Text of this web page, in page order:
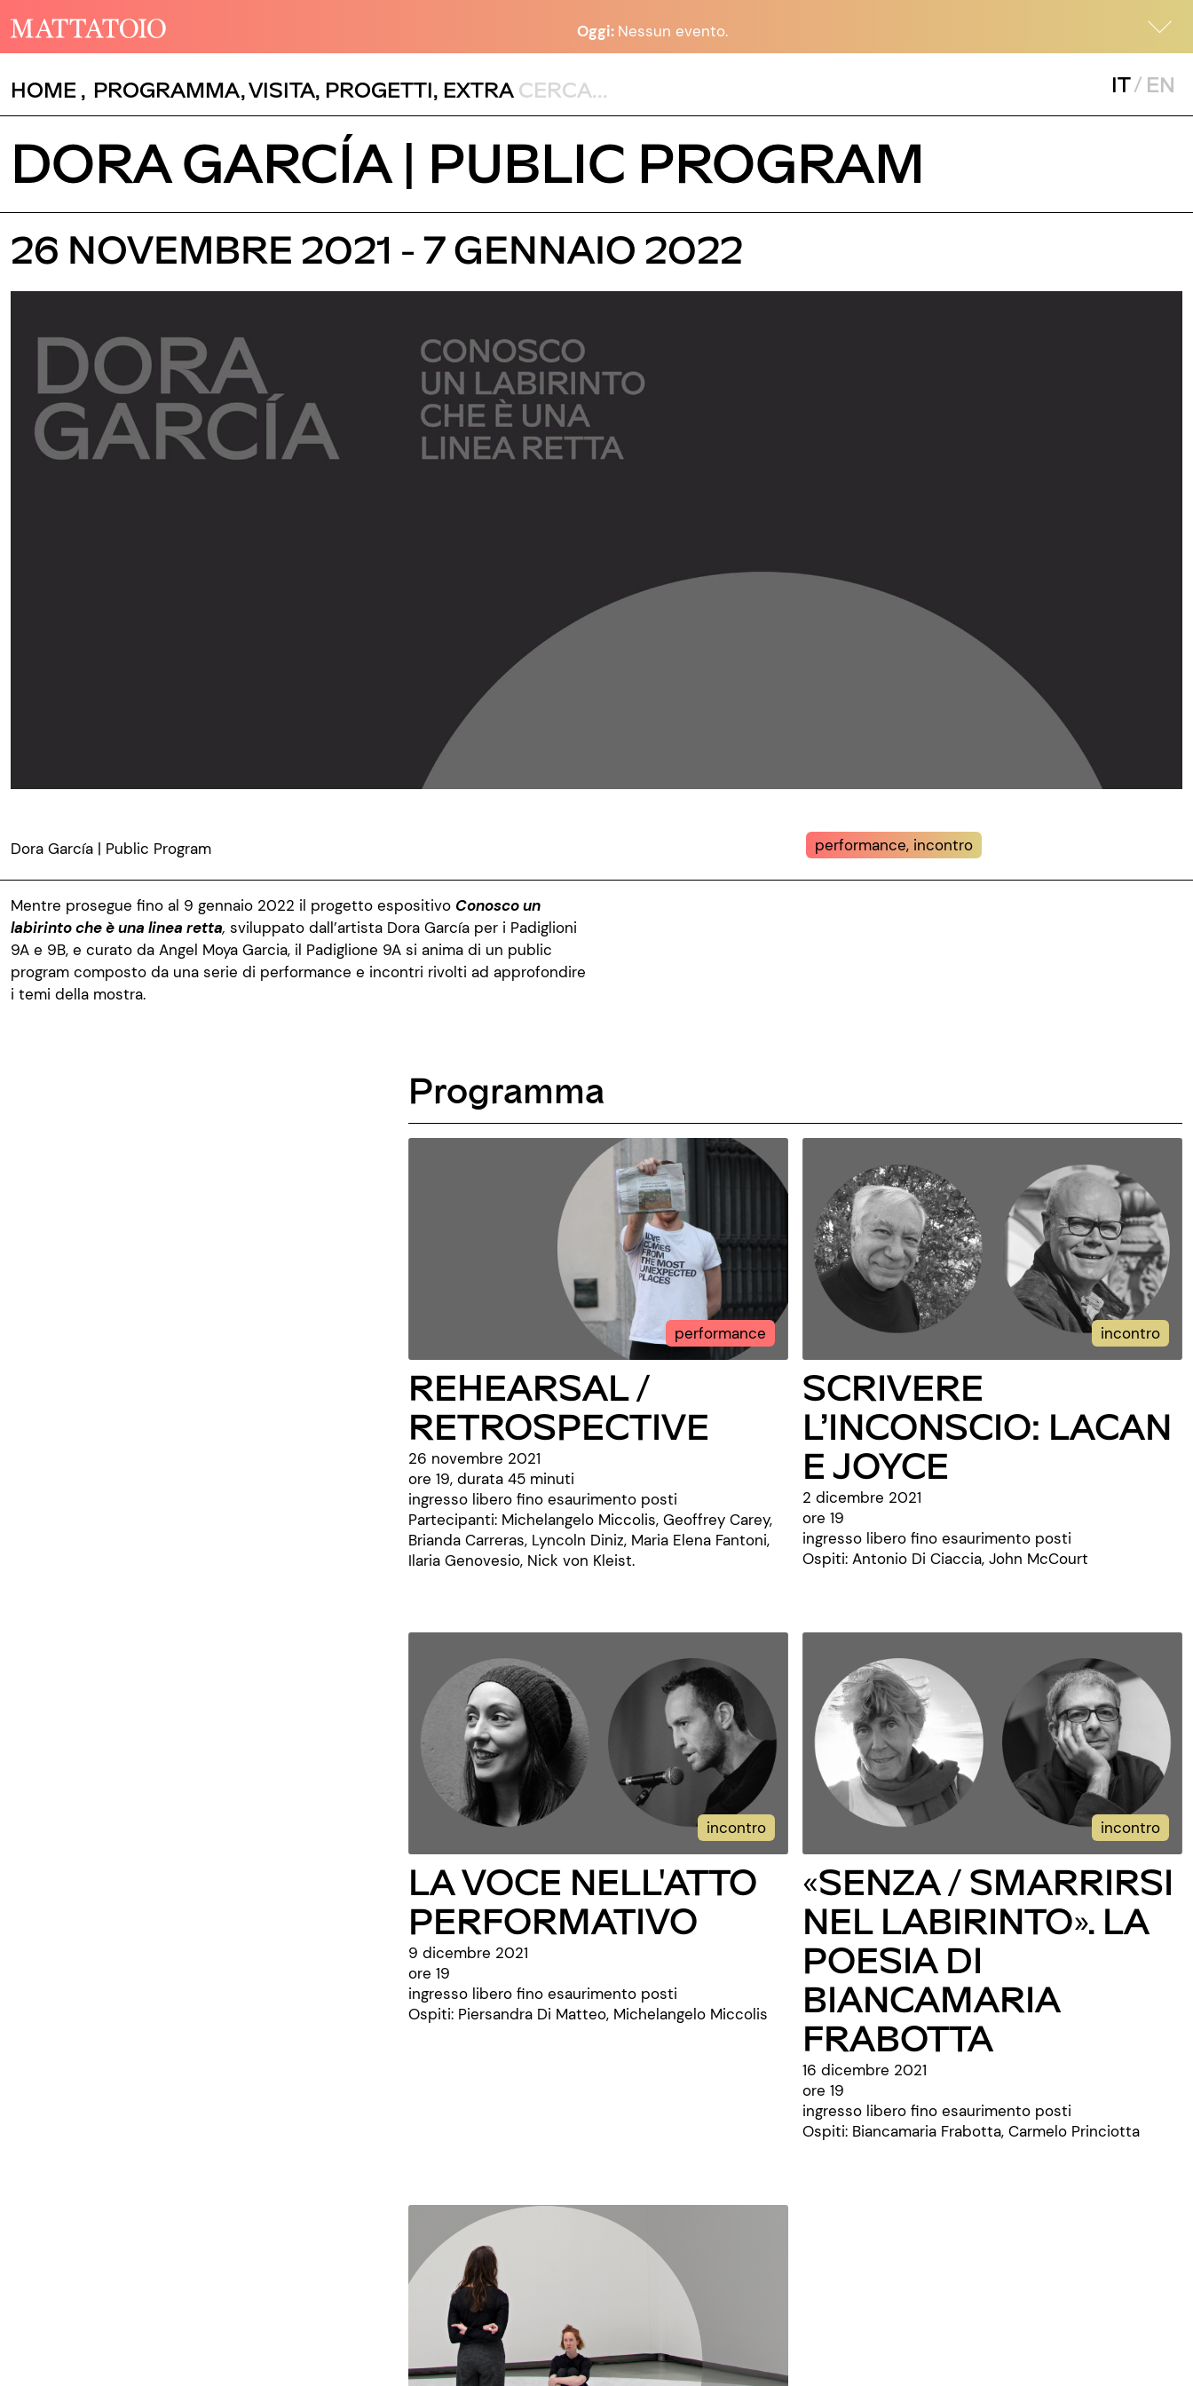
Oggi: Nessun evento.
HOME , PROGRAMMA,VISITA, PROGETTI, EXTRA IT/ EN
DORA GARCÍA | PUBLIC PROGRAM
26 NOVEMBRE 2021 - 7 GENNAIO 2022
Dora García | Public Program performance, incontro
Mentre prosegue fino al 9 gennaio 2022 il progetto espositivo Conosco un
labirinto che è una linea retta, sviluppato dall’artista Dora García per i Padiglioni
9A e 9B, e curato da Angel Moya Garcia, il Padiglione 9A si anima di un public
program composto da una serie di performance e incontri rivolti ad approfondire
i temi della mostra.
Programma
performance
REHEARSAL /
RETROSPECTIVE
26 novembre 2021
ore 19, durata 45 minuti
ingresso libero fino esaurimento posti
Partecipanti: Michelangelo Miccolis, Geoffrey Carey,
Brianda Carreras, Lyncoln Diniz, Maria Elena Fantoni,
Ilaria Genovesio, Nick von Kleist.
incontro
SCRIVERE
L’INCONSCIO: LACAN
E JOYCE
2 dicembre 2021
ore 19
ingresso libero fino esaurimento posti
Ospiti: Antonio Di Ciaccia, John McCourt
incontro
LA VOCE NELL'ATTO
PERFORMATIVO
9 dicembre 2021
ore 19
ingresso libero fino esaurimento posti
Ospiti: Piersandra Di Matteo, Michelangelo Miccolis
incontro
«SENZA / SMARRIRSI
NEL LABIRINTO». LA
POESIA DI
BIANCAMARIA
FRABOTTA
16 dicembre 2021
ore 19
ingresso libero fino esaurimento posti
Ospiti: Biancamaria Frabotta, Carmelo Princiotta